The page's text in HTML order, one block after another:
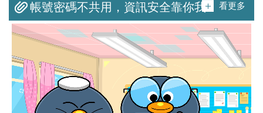
帳號密碼不共用，資訊安全靠你我 看更多